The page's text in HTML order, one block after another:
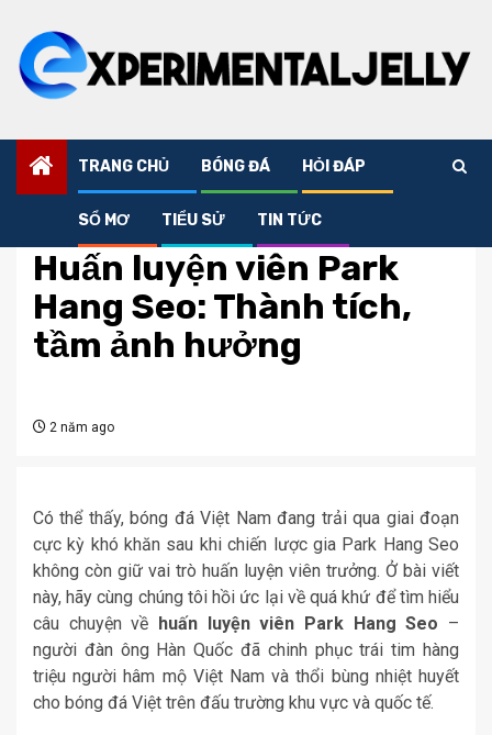
content
TRANG CHỦ BÓNG ĐÁ HỎI ĐÁP
SỔ MƠ TIỂU SỬ TIN TỨC
Bóng đá
Huấn luyện viên Park
Hang Seo: Thành tích,
tầm ảnh hưởng
2 năm ago
Có thể thấy, bóng đá Việt Nam đang trải qua giai đoạn
cực kỳ khó khăn sau khi chiến lược gia Park Hang Seo
không còn giữ vai trò huấn luyện viên trưởng. Ở bài viết
này, hãy cùng chúng tôi hồi ức lại về quá khứ để tìm hiểu
câu chuyện về huấn luyện viên Park Hang Seo –
người đàn ông Hàn Quốc đã chinh phục trái tim hàng
triệu người hâm mộ Việt Nam và thổi bùng nhiệt huyết
cho bóng đá Việt trên đấu trường khu vực và quốc tế.